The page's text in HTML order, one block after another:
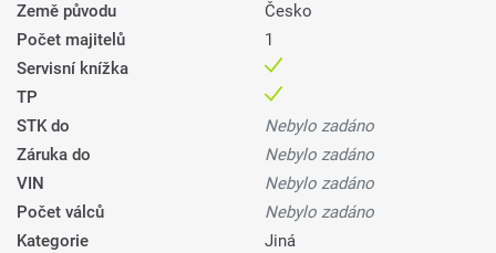
Země původu
Česko
Počet majitelů
1
Servisní knížka
TP
STK do
Nebylo zadáno
Záruka do
Nebylo zadáno
VIN
Nebylo zadáno
Počet válců
Nebylo zadáno
Kategorie
Jiná